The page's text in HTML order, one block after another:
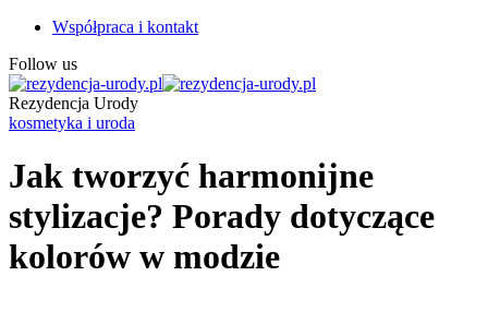
Współpraca i kontakt
Follow us
Rezydencja Urody
kosmetyka i uroda
Jak tworzyć harmonijne
stylizacje? Porady dotyczące
kolorów w modzie